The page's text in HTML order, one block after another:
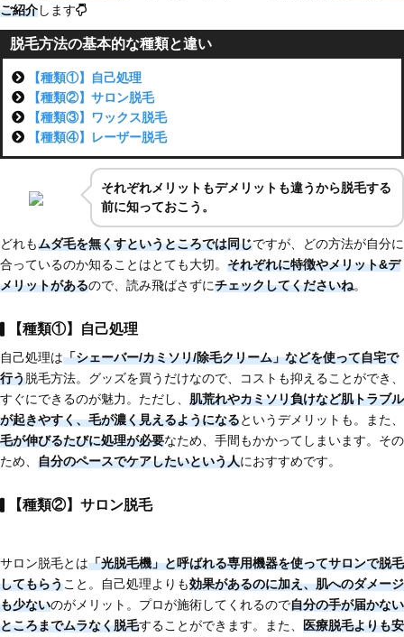
ご紹介します
脱毛方法の基本的な種類と違い
【種類①】自己処理
【種類②】サロン脱毛
【種類③】ワックス脱毛
【種類④】レーザー脱毛
それぞれメリットもデメリットも違うから脱毛する
前に知っておこう。
どれもムダ毛を無くすというところでは同じですが、どの方法が自分に
合っているのか知ることはとても大切。 それぞれに特徴やメリット&デ
メリットがあるので、読み飛ばさずにチェックしてくださいね。
【種類①】自己処理
自己処理は「シェーバー/カミソリ/除毛クリーム」などを使って自宅で
行う脱毛方法。グッズを買うだけなので、コストも抑えることができ、
すぐにできるのが魅力。ただし、 肌荒れやカミソリ負けなど肌トラブル
が起きやすく、毛が濃く見えるようになるというデメリットも。また、
毛が伸びるたびに処理が必要なため、手間もかかってしまいます。その
ため、 自分のペースでケアしたいという人におすすめです。
【種類②】サロン脱毛
サロン脱毛とは「光脱毛機」と呼ばれる専用機器を使ってサロンで脱毛
してもらうこと。自己処理よりも効果があるのに加え、肌へのダメージ
も少ないのがメリット。プロが施術してくれるので自分の手が届かない
ところまでムラなく脱毛することができます。また、 医療脱毛よりも安